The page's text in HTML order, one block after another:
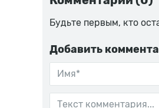
Будьте первым, кто
Добавить